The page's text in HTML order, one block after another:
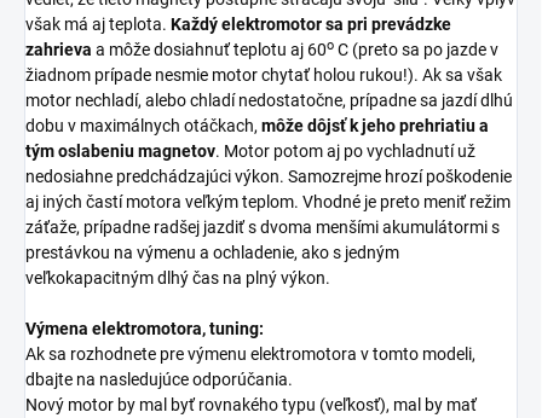
však má aj teplota. Každý elektromotor sa pri prevádzke
zahrieva a môže dosiahnuť teplotu aj 60o C (preto sa po jazde v
žiadnom prípade nesmie motor chytať holou rukou!). Ak sa však
motor nechladí, alebo chladí nedostatočne, prípadne sa jazdí dlhú
dobu v maximálnych otáčkach, môže dôjsť k jeho prehriatiu a
tým oslabeniu magnetov. Motor potom aj po vychladnutí už
nedosiahne predchádzajúci výkon. Samozrejme hrozí poškodenie
aj iných častí motora veľkým teplom. Vhodné je preto meniť režim
záťaže, prípadne radšej jazdiť s dvoma menšími akumulátormi s
prestávkou na výmenu a ochladenie, ako s jedným
veľkokapacitným dlhý čas na plný výkon.
Výmena elektromotora, tuning:
Ak sa rozhodnete pre výmenu elektromotora v tomto modeli,
dbajte na nasledujúce odporúčania.
Nový motor by mal byť rovnakého typu (veľkosť), mal by mať